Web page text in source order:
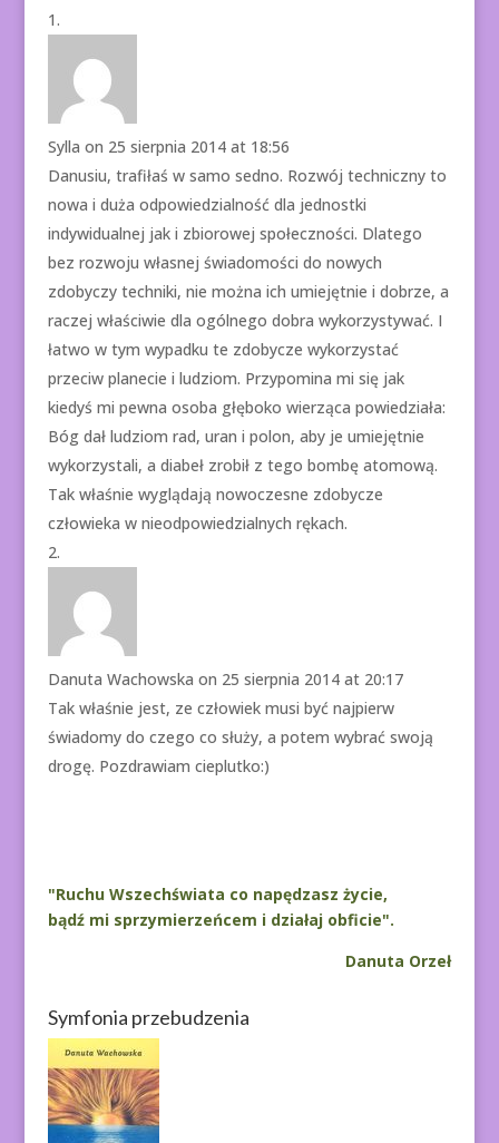
Sylla on 25 sierpnia 2014 at 18:56
Danusiu, trafiłaś w samo sedno. Rozwój techniczny to
nowa i duża odpowiedzialność dla jednostki
indywidualnej jak i zbiorowej społeczności. Dlatego
bez rozwoju własnej świadomości do nowych
zdobyczy techniki, nie można ich umiejętnie i dobrze, a
raczej właściwie dla ogólnego dobra wykorzystywać. I
łatwo w tym wypadku te zdobycze wykorzystać
przeciw planecie i ludziom. Przypomina mi się jak
kiedyś mi pewna osoba głęboko wierząca powiedziała:
Bóg dał ludziom rad, uran i polon, aby je umiejętnie
wykorzystali, a diabeł zrobił z tego bombę atomową.
Tak właśnie wyglądają nowoczesne zdobycze
człowieka w nieodpowiedzialnych rękach.
Danuta Wachowska on 25 sierpnia 2014 at 20:17
Tak właśnie jest, ze człowiek musi być najpierw
świadomy do czego co służy, a potem wybrać swoją
drogę. Pozdrawiam cieplutko:)
"Ruchu Wszechświata co napędzasz życie,
bądź mi sprzymierzeńcem i działaj obficie".
Danuta Orzeł
Symfonia przebudzenia